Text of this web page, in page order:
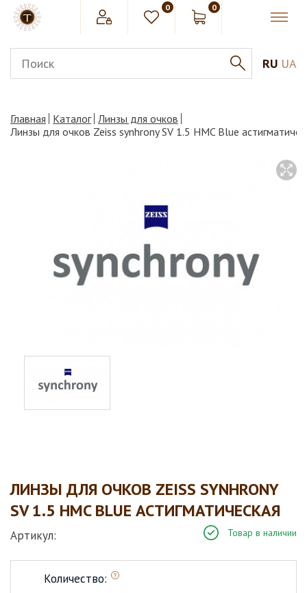
0 0
RU UA
Главная Каталог Линзы для очков
Линзы для очков Zeiss synhrony SV 1.5 HMC Blue
ЛИНЗЫ ДЛЯ ОЧКОВ ZEISS SYNHRONY
SV 1.5 HMC BLUE АСТИГМАТИЧЕСКАЯ
Артикул: Товар в наличии
Количество: